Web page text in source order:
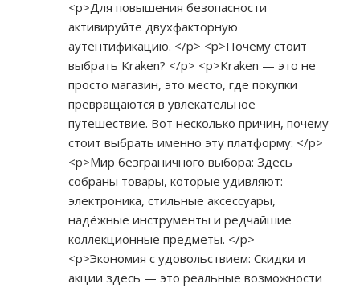
<p>Для повышения безопасности
активируйте двухфакторную
аутентификацию. </p> <p>Почему стоит
выбрать Kraken? </p> <p>Kraken — это не
просто магазин, это место, где покупки
превращаются в увлекательное
путешествие. Вот несколько причин, почему
стоит выбрать именно эту платформу: </p>
<p>Мир безграничного выбора: Здесь
собраны товары, которые удивляют:
электроника, стильные аксессуары,
надёжные инструменты и редчайшие
коллекционные предметы. </p>
<p>Экономия с удовольствием: Скидки и
акции здесь — это реальные возможности